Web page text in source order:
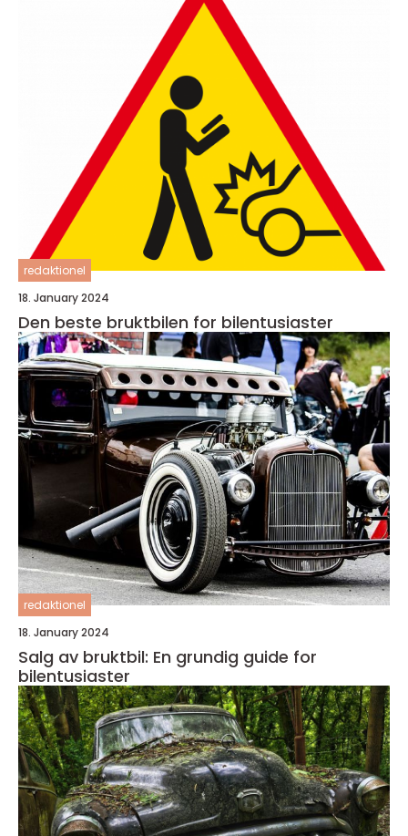
redaktionel
18. January 2024
Den beste bruktbilen for bilentusiaster
redaktionel
18. January 2024
Salg av bruktbil: En grundig guide for
bilentusiaster